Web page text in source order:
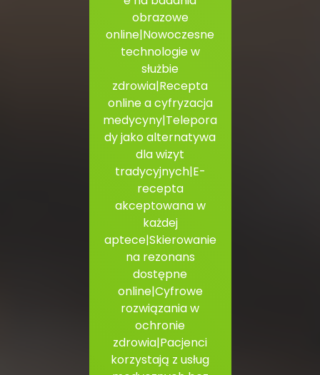
obrazowe
online|Nowoczesne
technologie w
służbie
zdrowia|Recepta
online a cyfryzacja
medycyny|Telepora
dy jako alternatywa
dla wizyt
tradycyjnych|E-
recepta
akceptowana w
każdej
aptece|Skierowanie
na rezonans
dostępne
online|Cyfrowe
rozwiązania w
ochronie
zdrowia|Pacjenci
korzystają z usług